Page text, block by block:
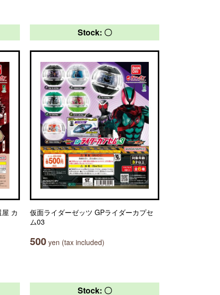
カ
Stock: 〇
仮面ライダーゼッツ GPライダーカプセ
ム03
500 yen (tax included)
Stock: 〇